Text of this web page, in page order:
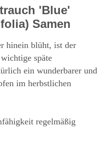
'Blue'
Samen
hinein blüht, ist der
späte
ein wunderbarer und
im herbstlichen
regelmäßig